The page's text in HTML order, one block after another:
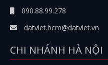
090.88.99.278
datviet.hcm@datviet.vn
CHI NHÁNH HÀ NỘI